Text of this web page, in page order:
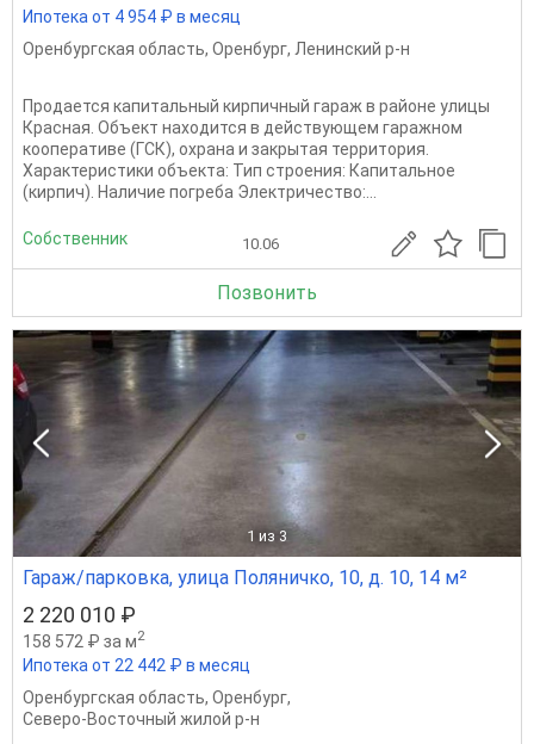
Ипотека от 4 954 ₽ в месяц
Оренбургская область, Оренбург, Ленинский р-н
Продается капитальный кирпичный гараж в районе улицы
Красная. Объект находится в действующем гаражном
кооперативе (ГСК), охрана и закрытая территория.
Характеристики объекта: Тип строения: Капитальное
(кирпич). Наличие погреба Электричество:...
Собственник 10.06
Позвонить
1 из 3
Гараж/парковка, улица Поляничко, 10, д. 10, 14 м²
2 220 010 ₽
158 572 ₽ за м2
Ипотека от 22 442 ₽ в месяц
Оренбургская область, Оренбург,
Северо-Восточный жилой р-н